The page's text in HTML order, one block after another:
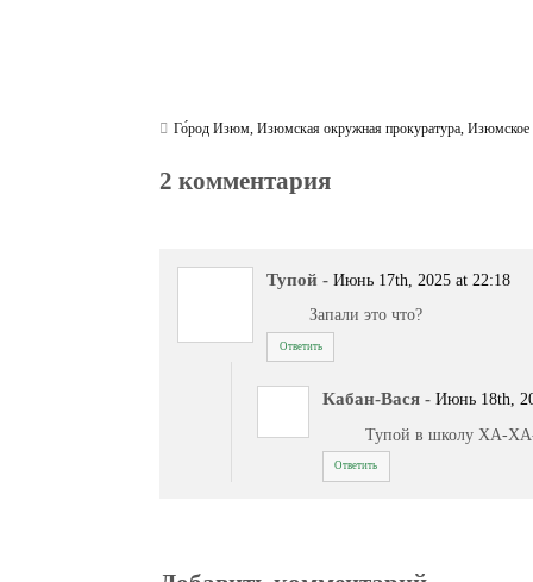
Го́род Изюм ,Изюмская окружная прокуратура ,
2 комментария
Тупой - Июнь 17th, 2025 at 22:18
Запали это что?
Ответить
Кабан-Вася - Июнь 18th,
Тупой в школу ХА-
Ответить